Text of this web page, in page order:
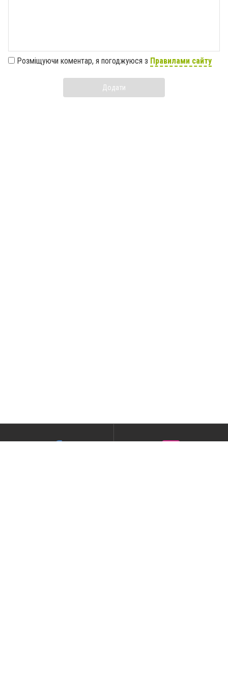
Розміщуючи коментар, я погоджуюся з Правилами сайту
Додати